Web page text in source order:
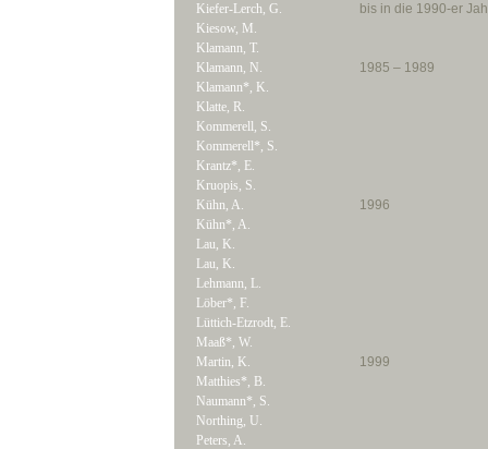
Kiefer-Lerch, G.
Kiesow, M.
Klamann, T.
Klamann, N.
Klamann*, K.
Klatte, R.
Kommerell, S.
Kommerell*, S.
Krantz*, E.
Kruopis, S.
Kühn, A.
Kühn*, A.
Lau, K.
Lau, K.
Lehmann, L.
Löber*, F.
Lüttich-Etzrodt, E.
Maaß*, W.
Martin, K.
Matthies*, B.
Naumann*, S.
Northing, U.
Peters, A.
bis in die 1990-er
1985 – 1989
1996
1999